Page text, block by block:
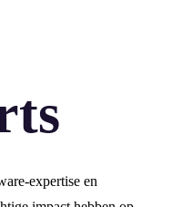
expertise en